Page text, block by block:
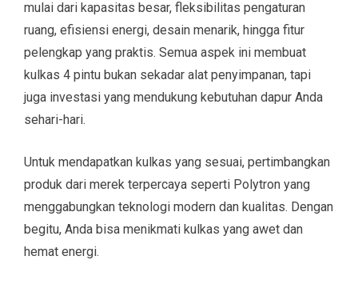
mulai dari kapasitas besar, fleksibilitas pengaturan
ruang, efisiensi energi, desain menarik, hingga fitur
pelengkap yang praktis. Semua aspek ini membuat
kulkas 4 pintu bukan sekadar alat penyimpanan, tapi
juga investasi yang mendukung kebutuhan dapur Anda
sehari-hari.
Untuk mendapatkan kulkas yang sesuai, pertimbangkan
produk dari merek terpercaya seperti Polytron yang
menggabungkan teknologi modern dan kualitas. Dengan
begitu, Anda bisa menikmati kulkas yang awet dan
hemat energi.